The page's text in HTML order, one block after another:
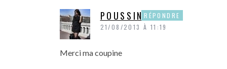
POUSSINE
21/08/2013 À 11:19
Merci ma coupine
RÉPONDRE